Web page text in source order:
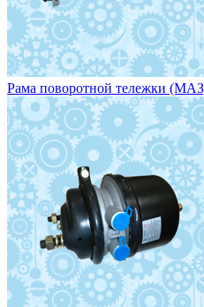
Рама поворотной тележки